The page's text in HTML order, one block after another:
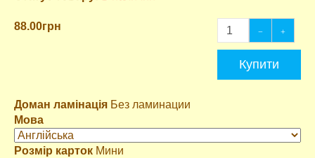
88.00грн
Купити
Доман ламінація Без ламинации
Мова
Розмір карток Мини